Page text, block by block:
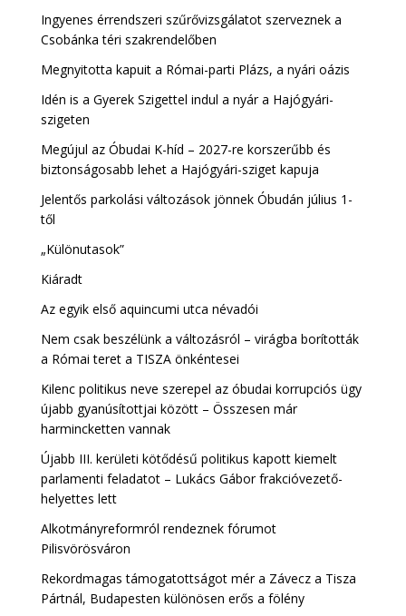
Ingyenes érrendszeri szűrővizsgálatot szerveznek a
Csobánka téri szakrendelőben
Megnyitotta kapuit a Római-parti Plázs, a nyári oázis
Idén is a Gyerek Szigettel indul a nyár a Hajógyári-
szigeten
Megújul az Óbudai K-híd – 2027-re korszerűbb és
biztonságosabb lehet a Hajógyári-sziget kapuja
Jelentős parkolási változások jönnek Óbudán július 1-
től
„Különutasok”
Kiáradt
Az egyik első aquincumi utca névadói
Nem csak beszélünk a változásról – virágba borították
a Római teret a TISZA önkéntesei
Kilenc politikus neve szerepel az óbudai korrupciós ügy
újabb gyanúsítottjai között – Összesen már
harmincketten vannak
Újabb III. kerületi kötődésű politikus kapott kiemelt
parlamenti feladatot – Lukács Gábor frakcióvezető-
helyettes lett
Alkotmányreformról rendeznek fórumot
Pilisvörösváron
Rekordmagas támogatottságot mér a Závecz a Tisza
Pártnál, Budapesten különösen erős a fölény